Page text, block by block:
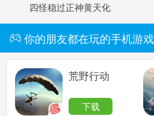
四怪稳过正神黄天化
你的朋友都在玩的手机游戏
荒野行动
下载